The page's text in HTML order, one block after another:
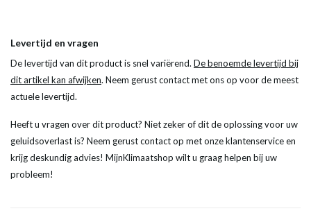
Levertijd en vragen
De levertijd van dit product is snel variërend. De benoemde levertijd bij
dit artikel kan afwijken. Neem gerust contact met ons op voor de meest
actuele levertijd.
Heeft u vragen over dit product? Niet zeker of dit de oplossing voor uw
geluidsoverlast is? Neem gerust contact op met onze klantenservice en
krijg deskundig advies! MijnKlimaatshop wilt u graag helpen bij uw
probleem!